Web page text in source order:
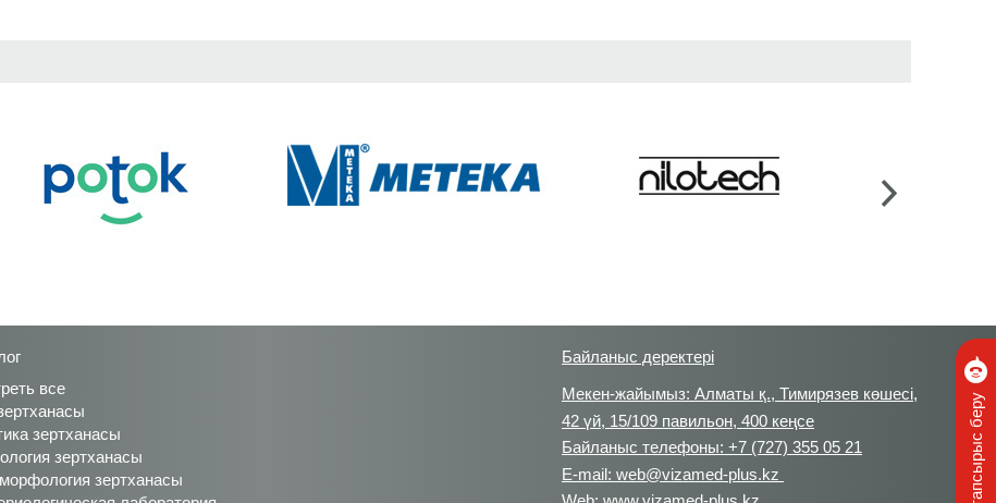
все
зертханасы
зертханасы
зертханасы
Байланыс деректері
Мекен-жайымыз: Алматы қ., Тимирязев көшесі,
42 үй, 15/109 павильон, 400 кеңсе
Байланыс телефоны: +7 (727) 355 05 21
E-mail: web@vizamed-plus.kz